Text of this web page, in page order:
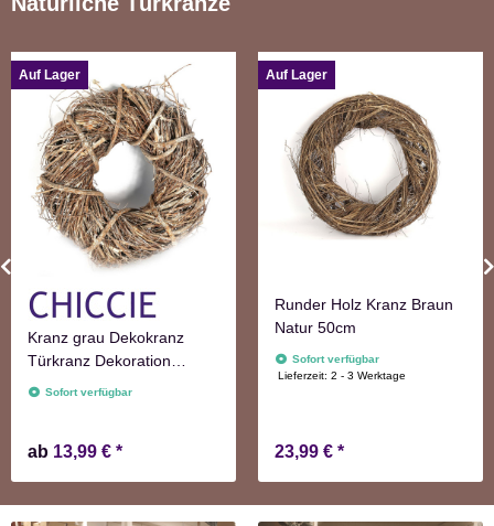
Auf Lager
Kranz grau Dekokranz
Türkranz Dekoration
Wanddekoration
Sofort verfügbar
ab 13,99 € *
Auf Lager
Runder Holz Kranz Braun
Natur 50cm
Sofort verfügbar
Lieferzeit:2 - 3 Werktage
23,99 € *